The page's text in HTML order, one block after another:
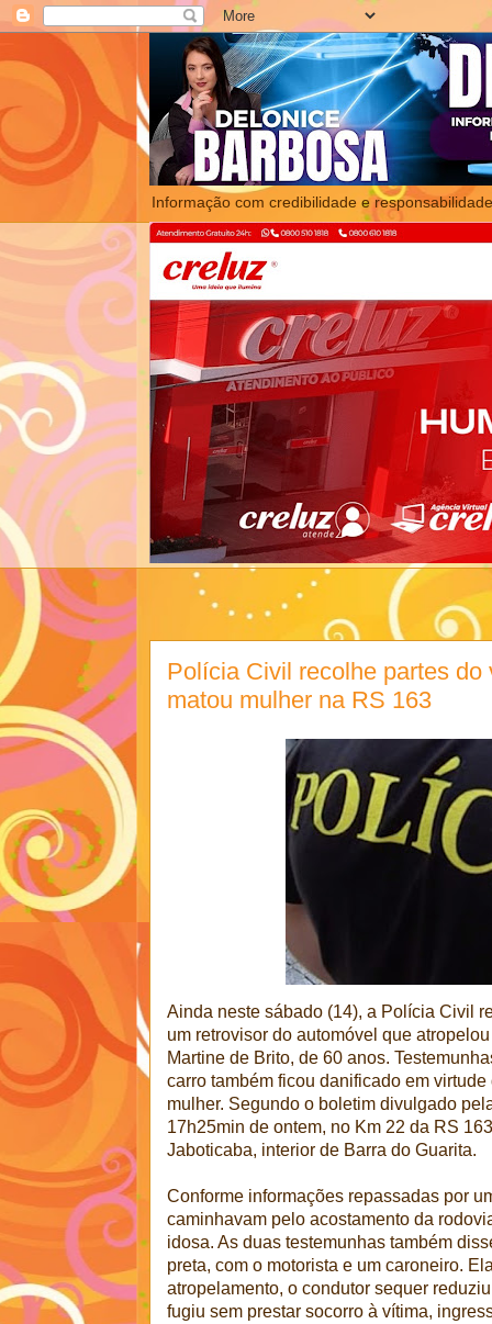
Informação com credibilidade e
Polícia Civil recolhe partes
matou mulher na RS 163
Ainda neste sábado (14), a Polícia Civil
um retrovisor do automóvel que
Martine de Brito, de 60 anos.
carro também ficou danificado em
mulher. Segundo o boletim divulgado
17h25min de ontem, no Km 22 da RS
Jaboticaba, interior de Barra do Guarita.
Conforme informações repassadas por
caminhavam pelo acostamento da
idosa. As duas testemunhas também
preta, com o motorista e um caroneiro.
atropelamento, o condutor sequer
fugiu sem prestar socorro à vítima,